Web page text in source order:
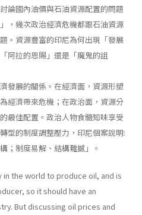
論國內油價與石油資源配置的問題
，幾次政治經濟危機都跟石油資源
。資源豐富的印尼為何出現「發展
阿拉的恩賜」還是「魔鬼的詛
發展的關係。在經濟面，資源形塑
經濟帶來危機；在政治面，資源分
最佳配置。政治人物食髓知味享受
型的制度調整壓力，印尼個案說明:
；制度易解、結構難撼」。
the world to produce oil, and is
so it should have an
But discussing oil prices and